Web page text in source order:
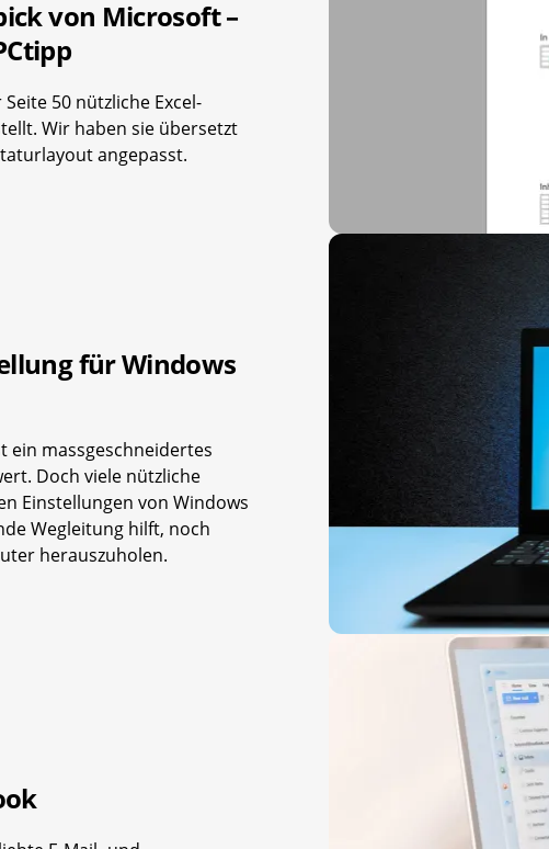
von Microsoft –
50 nützliche Excel-
Wir haben sie übersetzt
angepasst.
für Windows
ein massgeschneidertes
Doch viele nützliche
Einstellungen von Windows
Wegleitung hilft, noch
herauszuholen.